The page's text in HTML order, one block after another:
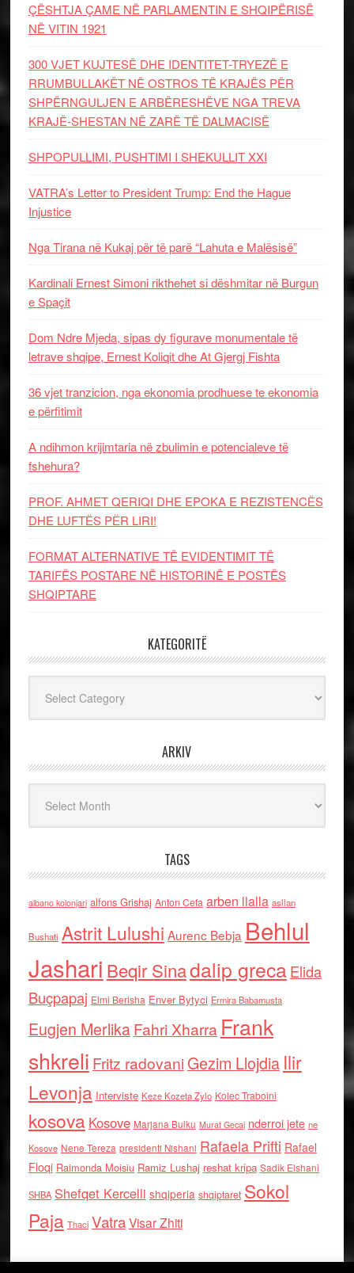
ÇËSHTJA ÇAME NË PARLAMENTIN E SHQIPËRISË
NË VITIN 1921
300 VJET KUJTESË DHE IDENTITET-TRYEZË E
RRUMBULLAKËT NË OSTROS TË KRAJËS PËR
SHPËRNGULJEN E ARBËRESHËVE NGA TREVA
KRAJË-SHESTAN NË ZARË TË DALMACISË
SHPOPULLIMI, PUSHTIMI I SHEKULLIT XXI
VATRA’s Letter to President Trump: End the Hague
Injustice
Nga Tirana në Kukaj për të parë “Lahuta e Malësisë”
Kardinali Ernest Simoni rikthehet si dëshmitar në Burgun
e Spaçit
Dom Ndre Mjeda, sipas dy figurave monumentale të
letrave shqipe, Ernest Koliqit dhe At Gjergj Fishta
36 vjet tranzicion, nga ekonomia prodhuese te ekonomia
e përfitimit
A ndihmon krijimtaria në zbulimin e potencialeve të
fshehura?
PROF. AHMET QERIQI DHE EPOKA E REZISTENCЁS
DHE LUFTЁS PЁR LIRI!
FORMAT ALTERNATIVE TË EVIDENTIMIT TË
TARIFËS POSTARE NË HISTORINË E POSTËS
SHQIPTARE
KATEGORITË
ARKIV
TAGS
albano kolonjari alfons Grishaj Anton Cefa arben llalla asllan
Bushati Astrit Lulushi Aurenc Bebja Behlul
Jashari Beqir Sinadalip grecaElida
Buçpapaj Elmi Berisha Enver Bytyci Ermira Babamusta
Eugjen MerlikaFahri Xharra Frank
shkreli Fritz radovaniGezim Llojdia Ilir
Levonja Interviste Keze Kozeta Zylo Kolec Traboini
kosova Kosove Marjana Bulku Murat Gecaj nderroi jete ne
Kosove Nene Tereza presidenti Nishani Rafaela Prifti Rafael
Floqi Raimonda Moisiu Ramiz Lushaj reshat kripa Sadik Elshani
SHBA Shefqet Kercelli shqiperia shqiptaret Sokol
Paja Thaci VatraVisar Zhiti